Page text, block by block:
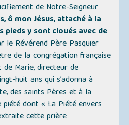
de Notre-Seigneur
ô mon Jésus, attaché à la
pieds y sont cloués avec de
le Révérend Père Pasquier
de la congrégation française
Marie, directeur de
huit ans qui s’adonna à
des saints Pères et à la
piété dont« La Piété envers
cette prière